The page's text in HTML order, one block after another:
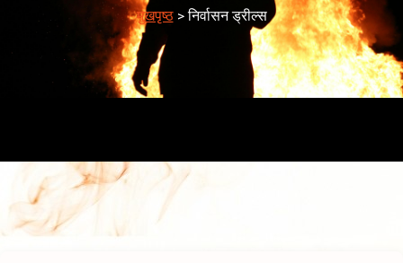
मुखपृष्ठ>निर्वासन ड्रील्स